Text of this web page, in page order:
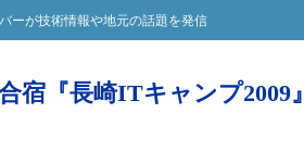
ーが技術情報や地元の話題を発信
宿『長崎ITキャンプ2009